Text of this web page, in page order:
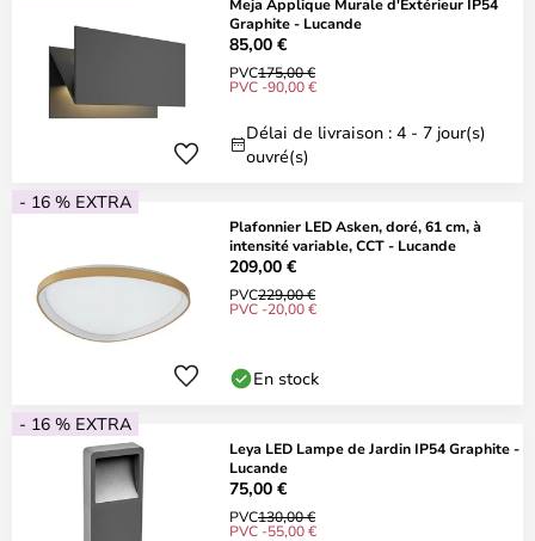
Graphite - Lucande
85,00 €
PVC175,00 €
PVC -90,00 €
Délai de livraison : 4 - 7 jour(s)
ouvré(s)
- 16 % EXTRA
Plafonnier LED Asken, doré, 61 cm, à
intensité variable, CCT - Lucande
209,00 €
PVC229,00 €
PVC -20,00 €
En stock
- 16 % EXTRA
Leya LED Lampe de Jardin IP54 Graphite -
Lucande
75,00 €
PVC130,00 €
PVC -55,00 €